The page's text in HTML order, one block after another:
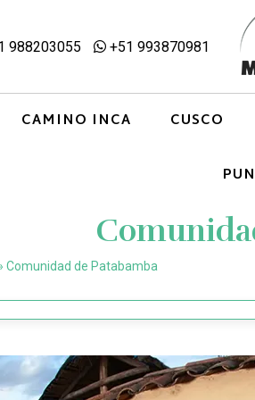
988203055 +51 993870981
CAMINO INCA CUSCO
Comunidad de Patabamba